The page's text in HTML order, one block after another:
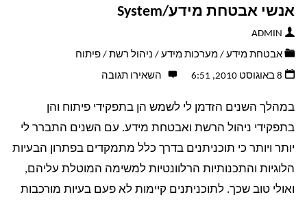
Oriented
אנשי אבטחת מידע/System
ADMIN
אבטחת מידע / מערכות מידע / ניהול רשת / פיתוח
8 באוגוסט 2010, 6:51
השאירו תגובה
במהלך השנים הזדמן לי לשמש הן בתפקידי פיתוח והן
בתפקידי ניהול הרשת ואבטחת מידע. עם השנים התברר לי
יותר ויותר כי תוכניתנים בדרך כלל מתמקדים בפתרון הבעיות
הלוגיות והתכנותיות הרלוונטיות למשימה המוטלת עליהם,
ואולי טוב שכך. לתוכניתנים קיימות לא פעם בעיות מורכבות